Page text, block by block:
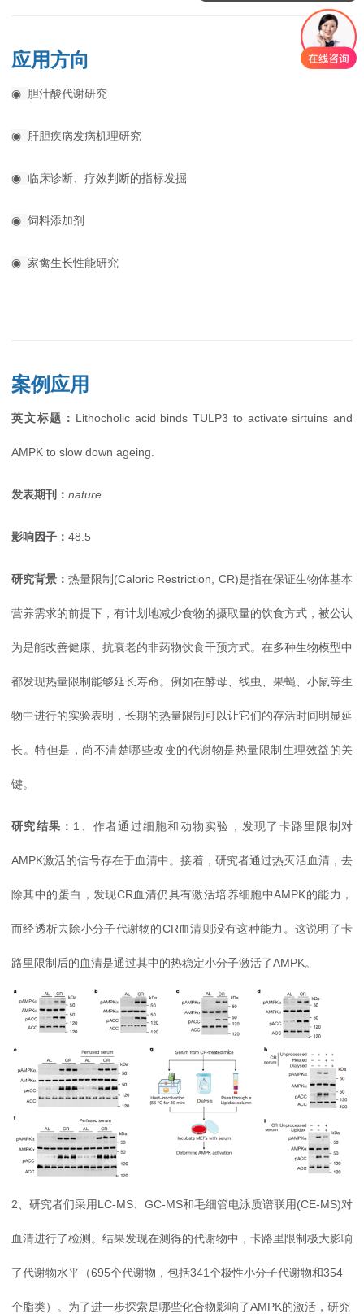
应用方向
◉ 胆汁酸代谢研究
◉ 肝胆疾病发病机理研究
◉ 临床诊断、疗效判断的指标发掘
◉ 饲料添加剂
◉ 家禽生长性能研究
案例应用
英文标题 ： Lithocholic acid binds TULP3 to activate sirtuins and
AMPK to slow down ageing.
发表期刊： nature
影响因子： 48.5
研究背景：热量限制(Caloric Restriction, CR)是指在保证生物体基本
营养需求的前提下，有计划地减少食物的摄取量的饮食方式，被公认
为是能改善健康、抗衰老的非药物饮食干预方式。在多种生物模型中
都发现热量限制能够延长寿命。例如在酵母、线虫、果蝇、小鼠等生
物中进行的实验表明，长期的热量限制可以让它们的存活时间明显延
长。特但是，尚不清楚哪些改变的代谢物是热量限制生理效益的关
键。
研究结果： 1、作者通过细胞和动物实验，发现了卡路里限制对
AMPK激活的信号存在于血清中。接着，研究者通过热灭活血清，去
除其中的蛋白，发现CR血清仍具有激活培养细胞中AMPK的能力，
而经透析去除小分子代谢物的CR血清则没有这种能力。这说明了卡
路里限制后的血清是通过其中的热稳定小分子激活了AMPK。
2、研究者们采用LC-MS、GC-MS和毛细管电泳质谱联用(CE-MS)对
血清进行了检测。结果发现在测得的代谢物中，卡路里限制极大影响
了代谢物水平（695个代谢物，包括341个极性小分子代谢物和354
个脂类）。为了进一步探索是哪些化合物影响了AMPK的激活，研究